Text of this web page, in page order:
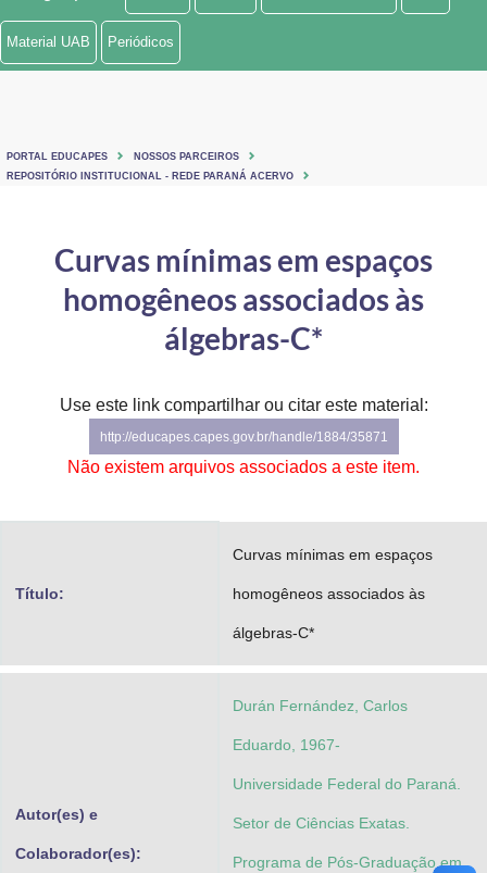
Ministério de Minas e Energia
Ministério do Turismo
Controladoria-Geral da União
Ministério da Mulher, da Família e dos Direitos Humanos
Secretaria de Governo
Gabinete de Segurança Institucional
Planalto
Material UAB Periódicos
PORTAL EDUCAPES
NOSSOS PARCEIROS
REPOSITÓRIO INSTITUCIONAL - REDE PARANÁ ACERVO
Curvas mínimas em espaços
homogêneos associados às
álgebras-C*
Use este link compartilhar ou citar este material:
http://educapes.capes.gov.br/handle/1884/35871
Não existem arquivos associados a este item.
Título:
Curvas mínimas em espaços
homogêneos associados às
álgebras-C*
Autor(es) e
Colaborador(es):
Durán Fernández, Carlos
Eduardo, 1967-
Universidade Federal do Paraná.
Setor de Ciências Exatas.
Programa de Pós-Graduação em